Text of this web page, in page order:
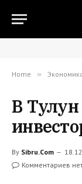
Home »
В
By Sibru.Com
Комментариев